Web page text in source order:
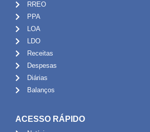
RREO
PPA
LOA
LDO
Receitas
Despesas
Diárias
Balanços
ACESSO RÁPIDO